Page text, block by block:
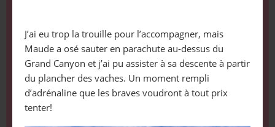
J’ai eu trop la trouille pour l’accompagner, mais
Maude a osé sauter en parachute au-dessus du
Grand Canyon et j’ai pu assister à sa descente à partir
du plancher des vaches. Un moment rempli
d’adrénaline que les braves voudront à tout prix
tenter!